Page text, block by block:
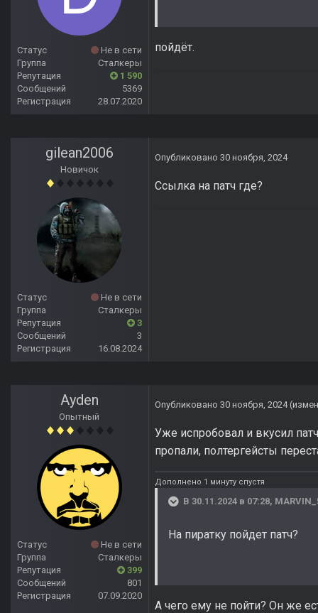
Статус
Не в сети
Группа
Сталкеры
Репутация
1 590
Сообщений
5369
Регистрация
28.07.2020
пойдёт.
gilean2006
Новичок
Статус
Не в сети
Группа
Сталкеры
Репутация
3
Сообщений
3
Регистрация
16.08.2024
Опубликовано 30 ноября, 2024
Ссылка на патч где?
Ayden
Опытный
Статус
Не в сети
Группа
Сталкеры
Репутация
399
Сообщений
801
Регистрация
07.09.2020
Опубликовано 30 ноября, 2024
Уже испробовал и вкусил
пропали, полтергейсты
Дополнено 1 минуту спустя
В 30.11.2024 в 07:28,
На пиратку пойдет патч?
А чего ему не пойти? Он же